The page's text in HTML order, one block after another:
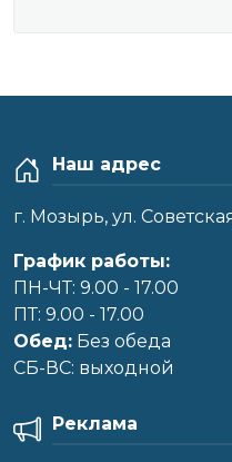
Наш адрес
г. Мозырь, ул.
График работы:
ПН-ЧТ: 9.00 - 17.00
ПТ: 9.00 - 17.00
Обед: Без обеда
CБ-ВС: выходной
Реклама